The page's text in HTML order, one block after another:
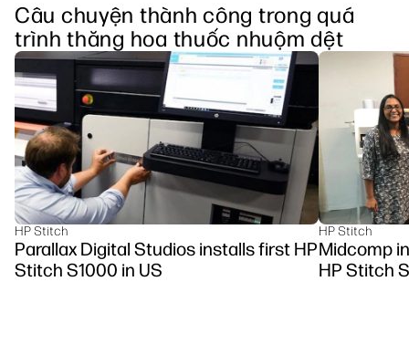
Câu chuyện thành công trong quá
trình thăng hoa thuốc nhuộm dệt
HP Stitch
Parallax Digital Studios installs first HP
Stitch S1000 in US
HP Stitch
Midcomp
HP Stitch